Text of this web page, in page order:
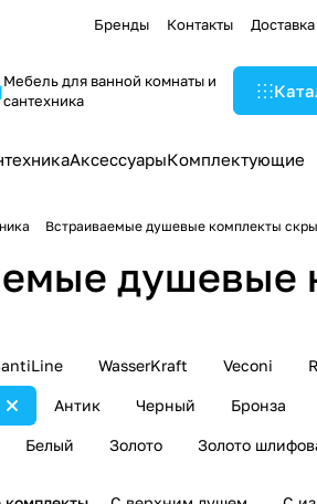
Бренды Контакты Доставка
Мебель для ванной комнаты и
сантехника
АксессуарыКомплектующие
Встраиваемые душевые комплекты
душевые
WasserKraft Veconi
Антик Черный Бронза
Белый Золото Золото